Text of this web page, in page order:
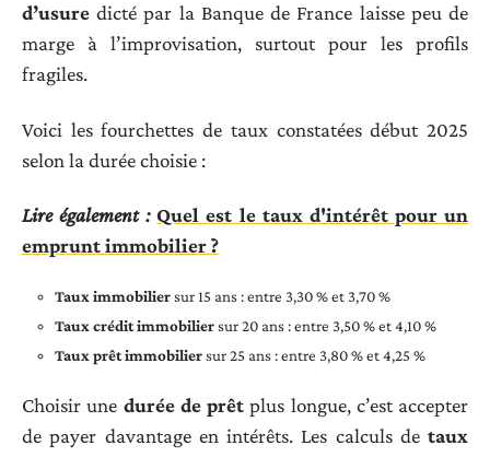
d’usure dicté par la Banque de France laisse peu de
marge à l’improvisation, surtout pour les profils
fragiles.
Voici les fourchettes de taux constatées début 2025
selon la durée choisie :
Lire également : Quel est le taux d'intérêt pour un
emprunt immobilier ?
Taux immobiliersur 15 ans : entre 3,30 % et 3,70 %
Taux crédit immobiliersur 20 ans : entre 3,50 % et 4,10 %
Taux prêt immobiliersur 25 ans : entre 3,80 % et 4,25 %
Choisir une durée de prêt plus longue, c’est accepter
de payer davantage en intérêts. Les calculs de taux